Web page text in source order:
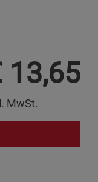
13,65
MwSt.